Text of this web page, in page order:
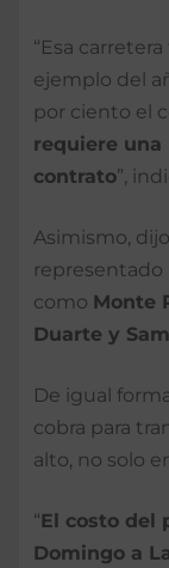
“Esa
ejemplo del
por ciento el
requiere una
contrato”,
Asimismo,
representado
como Monte
Duarte y
De igual
cobra para
alto, no solo
“El costo del
Domingo a